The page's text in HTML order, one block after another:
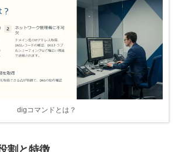
digコマンドとは？
割と特徴